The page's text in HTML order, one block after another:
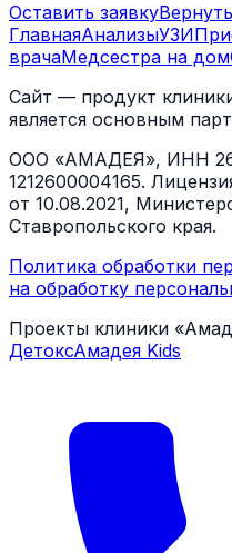
Оставить заявку
ГлавнаяАнализыУЗИ
врачаМедсестра на дом
Сайт — продукт
является основным
ООО «АМАДЕЯ», ИНН
1212600004165.
от 10.08.2021,
Ставропольского края.
Политика обработки
на обработку
Проекты клиники
ДетоксАмадея Kids